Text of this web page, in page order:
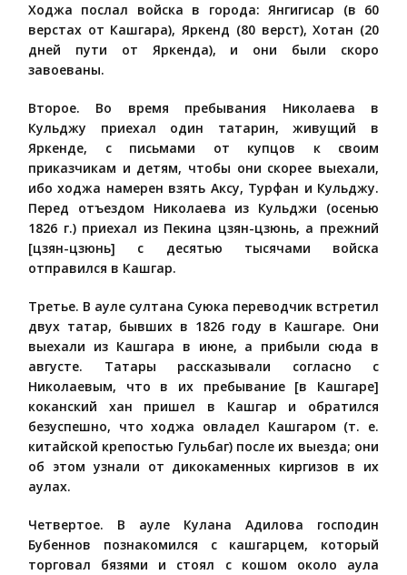
Ходжа послал войска в города: Янгигисар (в 60
верстах от Кашгара), Яркенд (80 верст), Хотан (20
дней пути от Яркенда), и они были скоро
завоеваны.
Второе. Во время пребывания Николаева в
Кульджу приехал один татарин, живущий в
Яркенде, с письмами от купцов к своим
приказчикам и детям, чтобы они скорее выехали,
ибо ходжа намерен взять Аксу, Турфан и Кульджу.
Перед отъездом Николаева из Кульджи (осенью
1826 г.) приехал из Пекина цзян-цзюнь, а прежний
[цзян-цзюнь] с десятью тысячами войска
отправился в Кашгар.
Третье. В ауле султана Суюка переводчик встретил
двух татар, бывших в 1826 году в Кашгаре. Они
выехали из Кашгара в июне, а прибыли сюда в
августе. Татары рассказывали согласно с
Николаевым, что в их пребывание [в Кашгаре]
коканский хан пришел в Кашгар и обратился
безуспешно, что ходжа овладел Кашгаром (т. е.
китайской крепостью Гульбаг) после их выезда; они
об этом узнали от дикокаменных киргизов в их
аулах.
Четвертое. В ауле Кулана Адилова господин
Бубеннов познакомился с кашгарцем, который
торговал бязями и стоял с кошом около аула